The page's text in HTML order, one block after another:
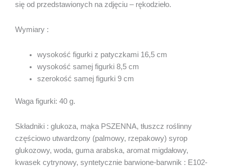
się od przedstawionych na zdjęciu – rękodzieło.
Wymiary :
wysokość figurki z patyczkami 16,5 cm
wysokość samej figurki 8,5 cm
szerokość samej figurki 9 cm
Waga figurki: 40 g.
Składniki : glukoza, mąka PSZENNA, tłuszcz roślinny
częściowo utwardzony (palmowy, rzepakowy) syrop
glukozowy, woda, guma arabska, aromat migdałowy,
kwasek cytrynowy, syntetycznie barwione-barwnik : E102-